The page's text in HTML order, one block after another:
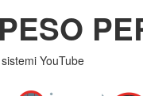
YouTube